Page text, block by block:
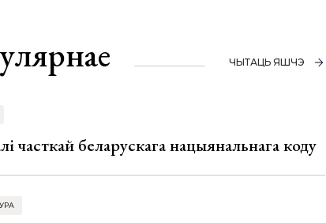
ЧЫТАЦЬ ЯШЧЭ
часткай беларускага нацыянальнага коду